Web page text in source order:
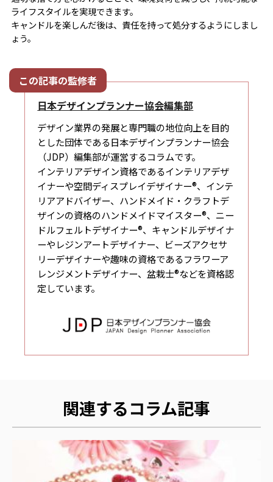
ライフスタイルを実現できます。
キャンドルを楽しんだ後は、責任を持って処分するようにしまし
ょう。
日本デザインプランナー協会編集部
デザイン業界の発展と専門職の地位向上を目的
とした団体である日本デザインプランナー協会
（JDP）編集部が運営するコラムです。
インテリアデザイン資格であるインテリアデザ
イナーや空間ディスプレイデザイナー®、インテ
リアアドバイザー、ハンドメイド・クラフトデ
ザインの資格のハンドメイドマイスター®、ニー
ドルフェルトデザイナー®、キャンドルデザイナ
ーやレジンアートデザイナー、ビーズアクセサ
リーデザイナーや趣味の資格であるフラワーア
レンジメントデザイナー、盆栽士®などを資格認
定しています。
関連するコラム記事